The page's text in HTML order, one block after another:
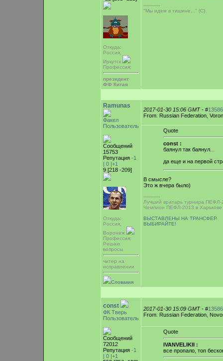
Откуда:
Россия,
Иркутск
Профессия:
президент
ФФ Китая
-----------
"Мы идем в тишине..." (С)
Ramunas
Факел
Пользователь
Сообщений
15753
Репутация -1
| 0 |+1
9 [218 -209]
Откуда:
Россия,
Воронеж
Профессия:
Решаю
вопросы
читер на
исправлении
Словакия
2017-01-30 15:06 GMT- #
From: Russian Federation,
Quote
const :
баянул так баянул...
да еще и на первой
В смысле?
Это ж вчера было)
-----------
Лучший вратарь турнира ПЕФЛ-
Чемпион ПЕФЛ-2013 в Харькове
ВЫСТАВЛЕНЫ НА ТРАНСФЕР.
ВЫБИРАЙТЕ!
const
ФК Тверь
Пользователь
Сообщений
72012
Репутация -1
| 0 |+1
2017-01-30 15:09 GMT- #
From: Russian Federation,
Quote
IVANVELIKII :
все пропало, топ